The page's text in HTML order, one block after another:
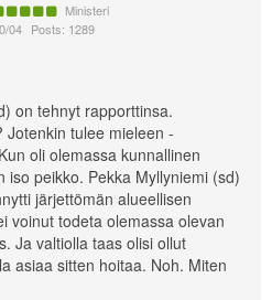
Ministeri
04 Posts: 1289
on tehnyt rapporttinsa.
Jotenkin tulee mieleen -
oli olemassa kunnallinen
iso peikko. Pekka Myllyniemi (sd)
järjettömän alueellisen
voinut todeta olemassa olevan
Ja valtiolla taas olisi ollut
asiaa sitten hoitaa. Noh. Miten